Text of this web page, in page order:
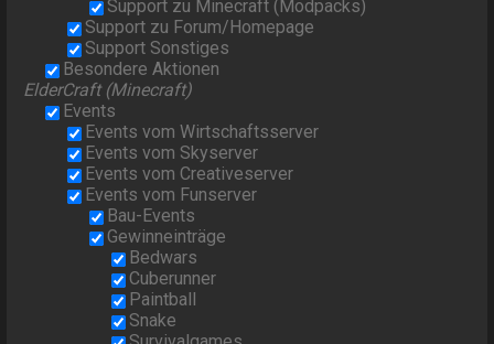
Support zu Minecraft (Modpacks)
Support zu Forum/Homepage
Support Sonstiges
Besondere Aktionen
ElderCraft (Minecraft)
Events
Events vom Wirtschaftsserver
Events vom Skyserver
Events vom Creativeserver
Events vom Funserver
Bau-Events
Gewinneinträge
Bedwars
Cuberunner
Paintball
Snake